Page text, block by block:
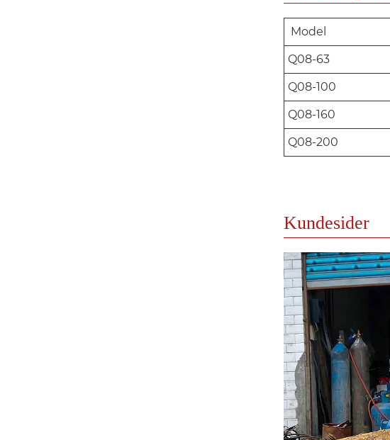
Model
Q08-63
Q08-100
Q08-160
Q08-200
Kundesider